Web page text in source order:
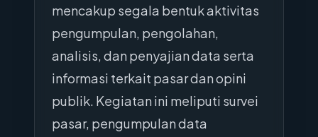
mencakup segala bentuk aktivitas
pengumpulan, pengolahan,
analisis, dan penyajian data serta
informasi terkait pasar dan opini
publik. Kegiatan ini meliputi survei
pasar, pengumpulan data